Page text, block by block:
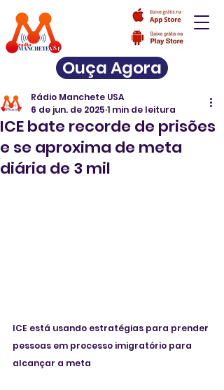
Ouça Agora
ICE bate recorde de prisões
e se aproxima de meta
diária de 3 mil
Rádio Manchete USA
6 de jun. de 2025 1 min de leitura
ICE está usando estratégias para prender
pessoas em processo imigratório para
alcançar a meta